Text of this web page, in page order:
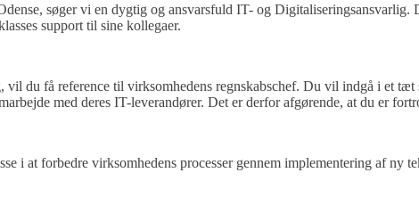
søger vi en dygtig og ansvarsfuld IT- og
support til sine kollegaer.
vil du få reference til virksomhedens regnskabschef. Du vil indgå i et
med deres IT-leverandører. Det er derfor afgørende, at du er
i at forbedre virksomhedens processer gennem implementering af ny